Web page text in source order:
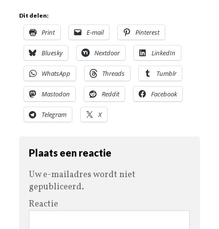
Dit delen:
Print E-mail Pinterest
Bluesky Nextdoor LinkedIn
WhatsApp Threads Tumblr
Mastodon Reddit Facebook
Telegram X
Plaats een reactie
Uw e-mailadres wordt niet
gepubliceerd.
Reactie